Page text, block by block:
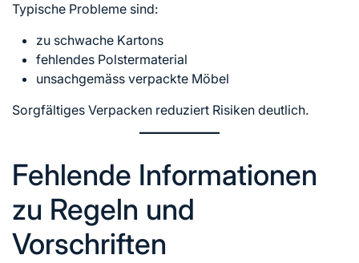
Typische Probleme sind:
zu schwache Kartons
fehlendes Polstermaterial
unsachgemäss verpackte Möbel
Sorgfältiges Verpacken reduziert Risiken deutlich.
Fehlende Informationen
zu Regeln und
Vorschriften